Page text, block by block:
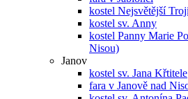
kostel Nejsvětější
kostel sv. Anny
kostel Panny Marie
Nisou)
Janov
kostel sv. Jana Křtitele
fara v Janově nad